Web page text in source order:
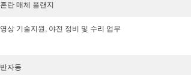
혼란 매체 플랜지
영상 기술지원, 야전 정비 및 수리 업무
반자동